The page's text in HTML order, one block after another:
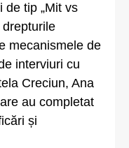
de tip „Mit vs
drepturile
mecanismele de
interviuri cu
Creciun, Ana
au completat
și